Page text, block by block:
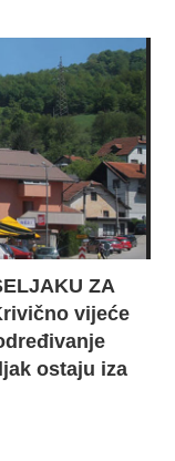
ZA
vijeće
ostaju iza